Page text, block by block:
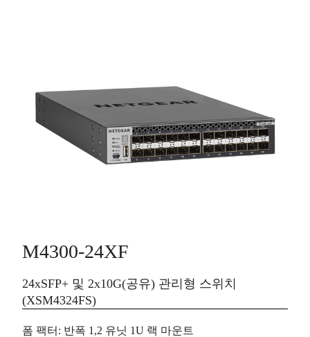
M4300-24XF
24xSFP+ 및 2x10G(공유) 관리형 스위치
(XSM4324FS)
폼 팩터 : 반폭 1,2 유닛 1U 랙 마운트